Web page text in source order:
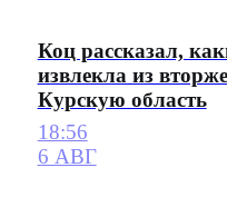
Коц рассказал,
извлекла из
Курскую область
18:56
6 АВГ